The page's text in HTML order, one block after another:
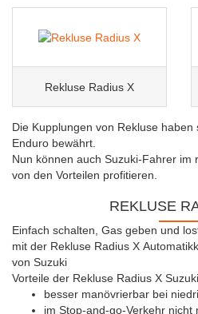
Rekluse Radius X
Die Kupplungen von Rekluse haben
Enduro bewährt.
Nun können auch Suzuki-Fahrer im
von den Vorteilen profitieren.
REKLUSE
Einfach schalten, Gas geben und
mit der Rekluse Radius X
von Suzuki
Vorteile der Rekluse Radius X
besser manövrierbar bei
im Stop-and-go-Verkehr nicht